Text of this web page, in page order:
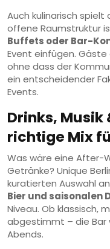
Auch kulinarisch spielt
offene Raumstruktur
Buffets oder Bar-
Event einfügen. Gäste
ohne dass der
ein entscheidender
Events.
Drinks, Musik
richtige Mix
Was wäre eine After-
Getränke? Unique
kuratierten Auswahl an
Bier und saisonalen
Niveau. Ob klassisch,
abgestimmt – die Bar
Abends.